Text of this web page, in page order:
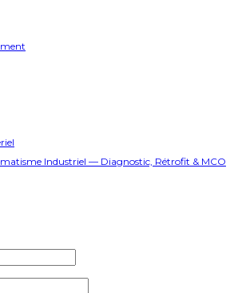
Industriel — Diagnostic, Rétrofit & MCO